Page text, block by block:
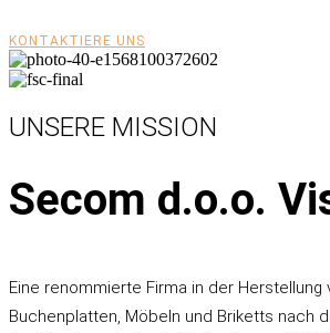
KONTAKTIERE UNS
UNSERE MISSION
Secom d.o.o.
Eine renommierte Firma in der Herstellung
Buchenplatten, Möbeln und Briketts nach